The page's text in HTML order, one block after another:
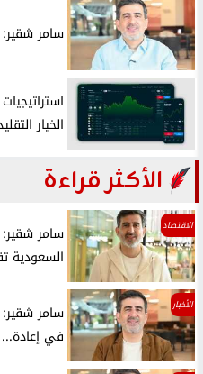
سامر شقير:
الخيار
الأكثر قراءة
الاقتصاد
سامر
السعودية
الأخبار
سامر شقير:
في إعادة...